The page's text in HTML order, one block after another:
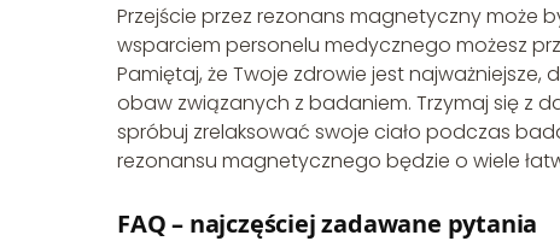
Przejście przez rezonans magnetyczny może
wsparciem personelu medycznego możesz
Pamiętaj, że Twoje zdrowie jest
obaw związanych z badaniem. Trzymaj się z
spróbuj zrelaksować swoje ciało podczas
rezonansu magnetycznego będzie o wiele
FAQ – najczęściej zadawane pytania